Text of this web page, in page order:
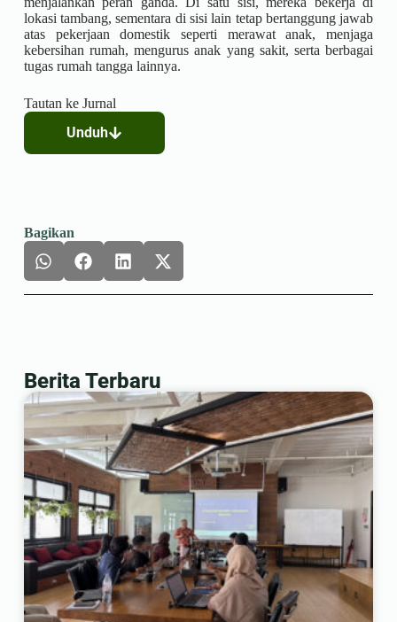
lokasi tambang, sementara di sisi lain tetap bertanggung jawab
atas pekerjaan domestik seperti merawat anak, menjaga
kebersihan rumah, mengurus anak yang sakit, serta berbagai
tugas rumah tangga lainnya.
Tautan ke Jurnal
Unduh
Bagikan
Berita Terbaru